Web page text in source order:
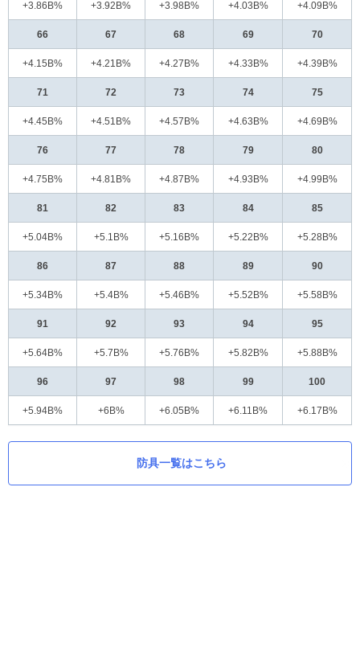
+3.86B% +3.92B% +3.98B% +4.03B% +4.09B%
66 67 68 69 70
+4.15B% +4.21B% +4.27B% +4.33B% +4.39B%
71 72 73 74 75
+4.45B% +4.51B% +4.57B% +4.63B% +4.69B%
76 77 78 79 80
+4.75B% +4.81B% +4.87B% +4.93B% +4.99B%
81 82 83 84 85
+5.04B% +5.1B% +5.16B% +5.22B% +5.28B%
86 87 88 89 90
+5.34B% +5.4B% +5.46B% +5.52B% +5.58B%
91 92 93 94 95
+5.64B% +5.7B% +5.76B% +5.82B% +5.88B%
96 97 98 99 100
+5.94B% +6B% +6.05B% +6.11B% +6.17B%
防具一覧はこちら